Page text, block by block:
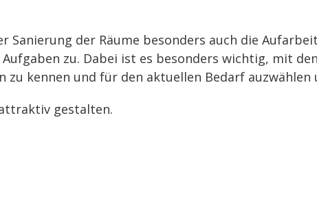
Sanierung der Räume besonders auch die
zu. Dabei ist es besonders wichtig, mit
kennen und für den aktuellen Bedarf auzwählen
gestalten.